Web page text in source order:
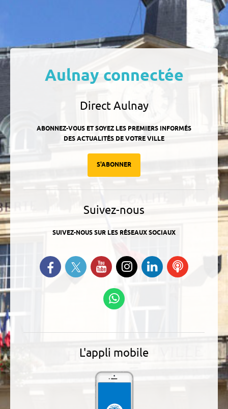
Aulnay connectée
Direct Aulnay
ABONNEZ-VOUS ET SOYEZ LES PREMIERS INFORMÉS
DES ACTUALITÉS DE VOTRE VILLE
S'ABONNER
Suivez-nous
SUIVEZ-NOUS SUR LES RÉSEAUX SOCIAUX
Retrouvez-nous sur Facebook
Suivez-nous sur Twitter
Suivez-nous sur YouTube
Suivez-nous sur
Instagram
Retrouvez-
nous sur
Ecoutez
L'appli mobile